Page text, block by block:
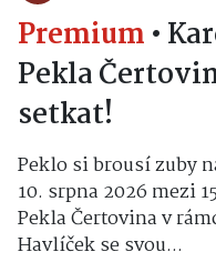
Premium •
Pekla
setkat!
Peklo si brousí zuby
10. srpna 2026 mezi
Pekla Čertovina v
Havlíček se svou...